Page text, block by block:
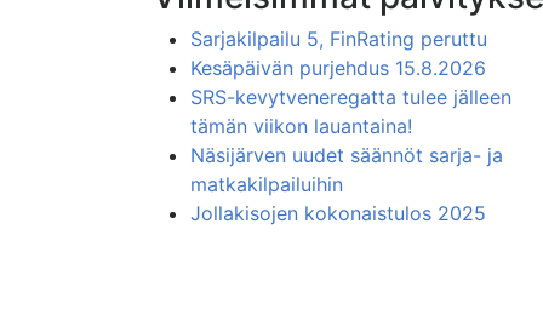
Sarjakilpailu 5, FinRating peruttu
Kesäpäivän purjehdus 15.8.2026
SRS-kevytveneregatta tulee jälleen
tämän viikon lauantaina!
Näsijärven uudet säännöt sarja- ja
matkakilpailuihin
Jollakisojen kokonaistulos 2025